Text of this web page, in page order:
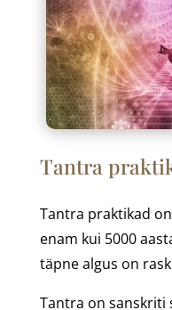
Tantra
Tantra praktikad
enam kui 5000
täpne algus on
Tantra on sanskriti